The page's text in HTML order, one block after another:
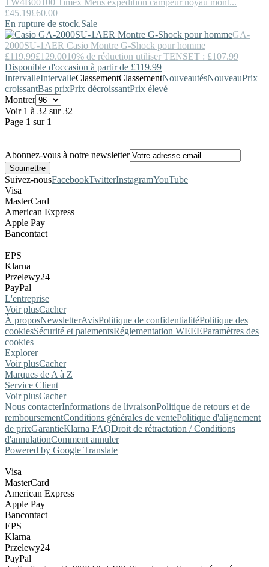
£45.19£60.00
En rupture de stock.Sale
GA-
2000SU-1AER Casio Montre G-Shock pour homme
£119.99£129.0010% de réduction utiliser TENSET : £107.99
Disponible d'occasion à partir de £119.99
IntervalleIntervalleClassementClassementNouveautésNouveauPrix ​​
croissantBas prixPrix décroissantPrix élevé
Montrer
Voir 1 à 32 sur 32
Page 1 sur 1
Abonnez-vous à notre newsletter
Suivez-nousFacebookTwitterInstagramYouTube
Visa
MasterCard
American Express
Apple Pay
Bancontact
EPS
Klarna
Przelewy24
PayPal
L'entreprise
Voir plusCacher
À proposNewsletterAvisPolitique de confidentialitéPolitique des
cookiesSécurité et paiementsRéglementation WEEEParamètres des
cookies
Explorer
Voir plusCacher
Marques de A à Z
Service Client
Voir plusCacher
Nous contacterInformations de livraisonPolitique de retours et de
remboursementConditions générales de ventePolitique d'alignement
de prixGarantieKlarna FAQDroit de rétractation / Conditions
d'annulationComment annuler
Powered by Google Translate
Visa
MasterCard
American Express
Apple Pay
Bancontact
EPS
Klarna
Przelewy24
PayPal